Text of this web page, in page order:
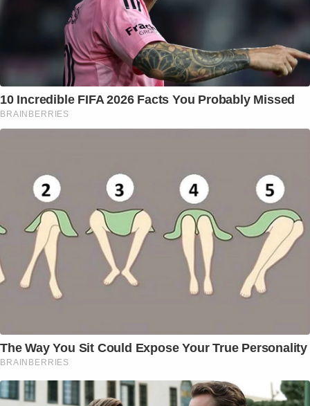
10 Incredible FIFA 2026 Facts You Probably Missed
BRAINBERRIES
The Way You Sit Could Expose Your True Personality
BRAINBERRIES